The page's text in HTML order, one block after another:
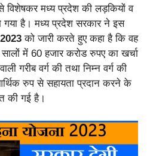
विशेषकर मध्य प्रदेश की लड़कियों व
है। मध्य प्रदेश सरकार ने इस
को जारी करते हुए कहा है कि वह
में 60 हजार करोड रुपए का खर्चा
गरीब वर्ग की तथा निम्न वर्ग की
रुप से सहायता प्रदान करने के
की गई है।